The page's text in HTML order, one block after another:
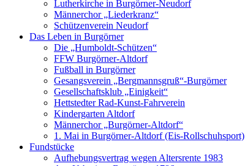
Lutherkirche in Burgörner-Neudorf
Männerchor „Liederkranz“
Schützenverein Neudorf
Das Leben in Burgörner
Die „Humboldt-Schützen“
FFW Burgörner-Altdorf
Fußball in Burgörner
Gesangsverein „Bergmannsgruß“-Burgörner
Gesellschaftsklub „Einigkeit“
Hettstedter Rad-Kunst-Fahrverein
Kindergarten Altdorf
Männerchor „Burgörner-Altdorf“
1. Mai in Burgörner-Altdorf (Eis-Rollschuhsport)
Fundstücke
Aufhebungsvertrag wegen Altersrente 1983